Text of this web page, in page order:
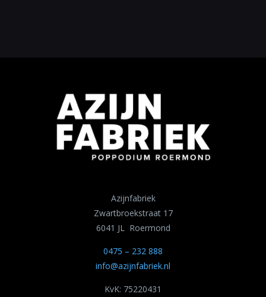
Azijnfabriek
Zwartbroekstraat 17
6041 JL Roermond
0475 – 232 888
info@azijnfabriek.nl
KvK: 75220431